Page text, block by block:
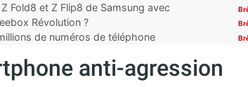
Fold8 et Z Flip8 de Samsung avec
Révolution ?
de numéros de téléphone
anti-agression